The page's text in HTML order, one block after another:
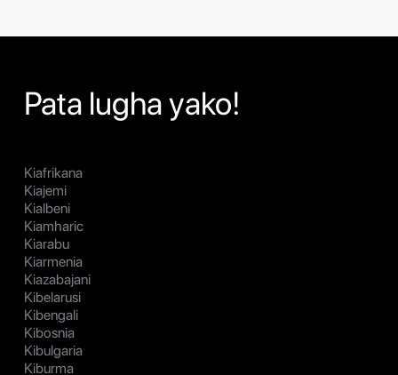
Pata lugha yako!
Kiafrikana
Kiajemi
Kialbeni
Kiamharic
Kiarabu
Kiarmenia
Kiazabajani
Kibelarusi
Kibengali
Kibosnia
Kibulgaria
Kiburma